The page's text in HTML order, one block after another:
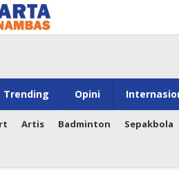
Trending Opini
Artis Badminton Sepakbola